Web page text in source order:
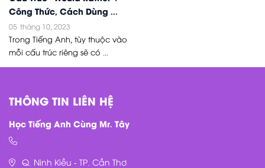
Công Thức, Cách Dùng ...
05 tháng 10, 2023
Trong Tiếng Anh, tùy thuộc vào
mỗi cấu trúc riêng sẽ có ...
THÔNG TIN LIÊN HỆ
Học Tiếng Anh Cùng Mr. Tây
Q. Ninh Kiều - TP. Cần Thơ